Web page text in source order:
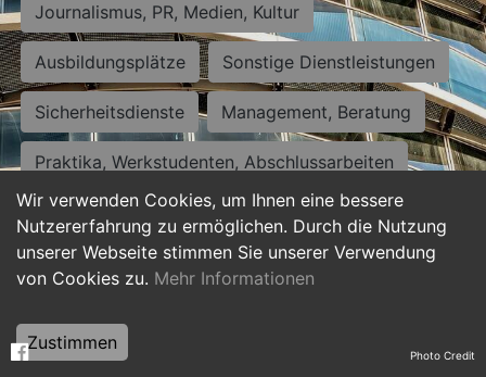
Wir verwenden Cookies, um Ihnen eine bessere
Nutzererfahrung zu ermöglichen. Durch die Nutzung
unserer Webseite stimmen Sie unserer Verwendung
von Cookies zu. Mehr Informationen
Zustimmen
Journalismus, PR, Medien, Kultur
Ausbildungsplätze Sonstige Dienstleistungen
Sicherheitsdienste Management, Beratung
Praktika, Werkstudenten, Abschlussarbeiten
Personalwesen Assistenz, Sekretariat
Hilfskräfte, Aushilfs- und Nebenjobs
Weiterbildung, Studium, duale Ausbildung Photo Credit